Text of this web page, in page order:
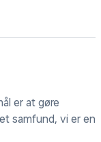
er at gøre
samfund, vi er en